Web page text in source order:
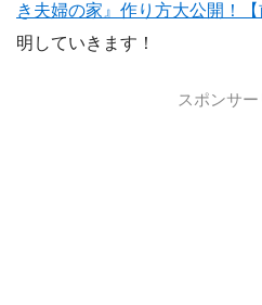
き夫婦の家』作り方大公開！【
明していきます！
スポンサー